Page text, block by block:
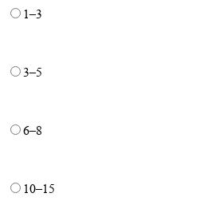
1–3
3–5
6–8
10–15